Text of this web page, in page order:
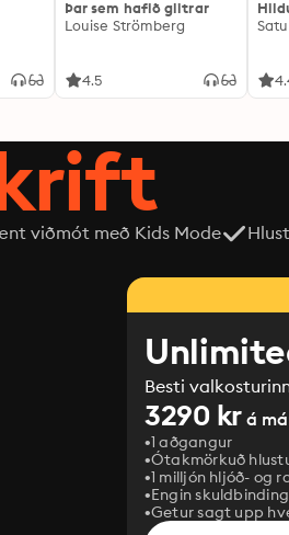
Þar sem hafið glitrar
Louise Strömberg
4.5
viðmót með Kids Mode
Besti
3290 kr á
1 aðgangur
Ótakmörkuð
1 milljón hljóð- og
Engin skuldbinding
Getur sagt upp